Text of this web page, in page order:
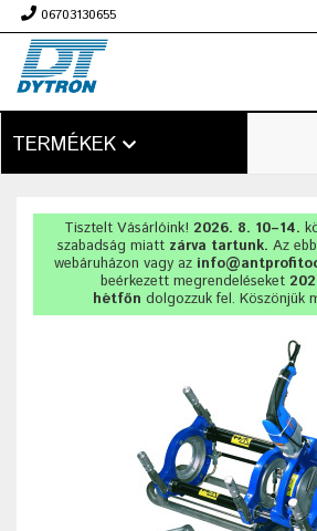
06703130655
TERMÉKEK
Tisztelt Vásárlóink! 2026. 8. 10–14.
szabadság miatt zárva tartunk. Az
webáruházon vagy az
beérkezett megrendeléseket
hétfőn dolgozzuk fel. Köszönjük